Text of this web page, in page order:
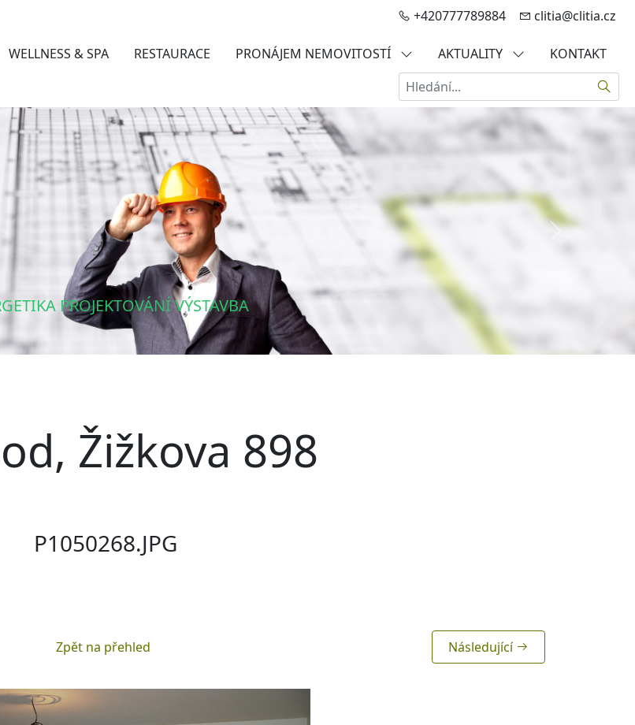
+420777789884 clitia@clitia.cz
WELLNESS & SPA RESTAURACE PRONÁJEM NEMOVITOSTÍ AKTUALITY
KONTAKT
Hledat
PROJEKTOVÁNÍ VÝSTAVBA
Žižkova 898
P1050268.JPG
Zpět na přehled Následující